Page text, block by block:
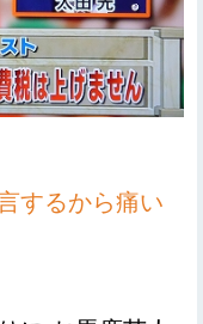
するから痛い